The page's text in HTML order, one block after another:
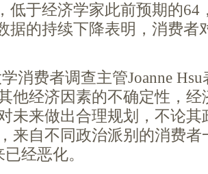
低于经济学家此前预期的64
据的持续下降表明，消费者
消费者调查主管Joanne
他经济因素的不确定性，
未来做出合理规划，不论其
来自不同政治派别的消费
经恶化。